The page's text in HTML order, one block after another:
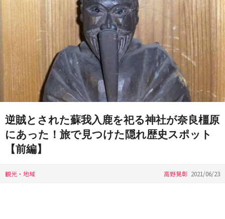
逆賊とされた蘇我入鹿を祀る神社が奈良橿原
にあった！旅で見つけた隠れ歴史スポット
【前編】
観光・地域 高野晃彰 2021/06/23